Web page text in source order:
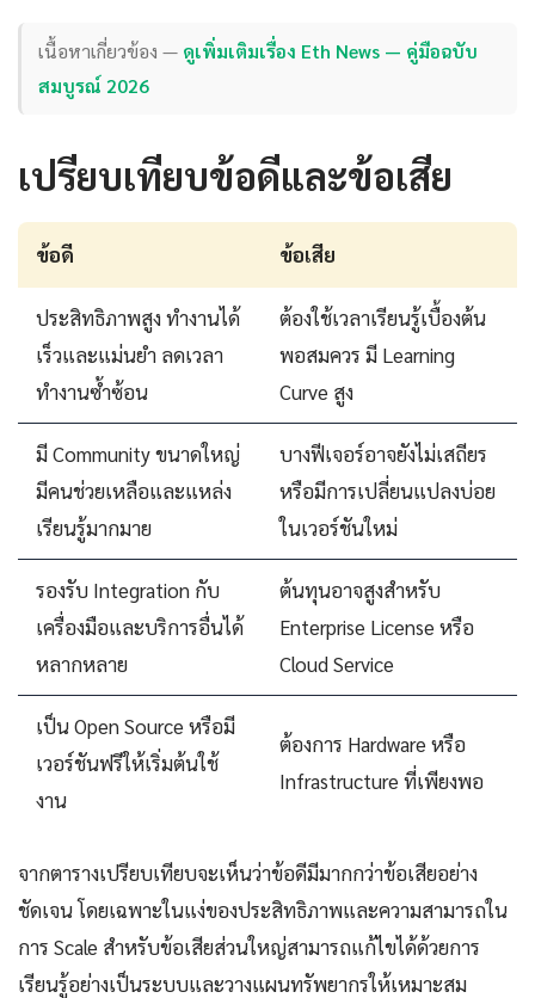
เนื้อหาเกี่ยวข้อง — ดูเพิ่มเติมเรื่อง Eth News — คู่มือฉบับ
สมบูรณ์ 2026
เปรียบเทียบข้อดีและข้อเสีย
ข้อดี ข้อเสีย
ประสิทธิภาพสูง ทำงานได้
เร็วและแม่นยำ ลดเวลา
ทำงานซ้ำซ้อน
ต้องใช้เวลาเรียนรู้เบื้องต้น
พอสมควร มี Learning
Curve สูง
มี Community ขนาดใหญ่
มีคนช่วยเหลือและแหล่ง
เรียนรู้มากมาย
บางฟีเจอร์อาจยังไม่เสถียร
หรือมีการเปลี่ยนแปลงบ่อย
ในเวอร์ชันใหม่
รองรับ Integration กับ
เครื่องมือและบริการอื่นได้
หลากหลาย
ต้นทุนอาจสูงสำหรับ
Enterprise License หรือ
Cloud Service
เป็น Open Source หรือมี
เวอร์ชันฟรีให้เริ่มต้นใช้
งาน
ต้องการ Hardware หรือ
Infrastructure ที่เพียงพอ
จากตารางเปรียบเทียบจะเห็นว่าข้อดีมีมากกว่าข้อเสียอย่าง
ชัดเจน โดยเฉพาะในแง่ของประสิทธิภาพและความสามารถใน
การ Scale สำหรับข้อเสียส่วนใหญ่สามารถแก้ไขได้ด้วยการ
เรียนรู้อย่างเป็นระบบและวางแผนทรัพยากรให้เหมาะสม